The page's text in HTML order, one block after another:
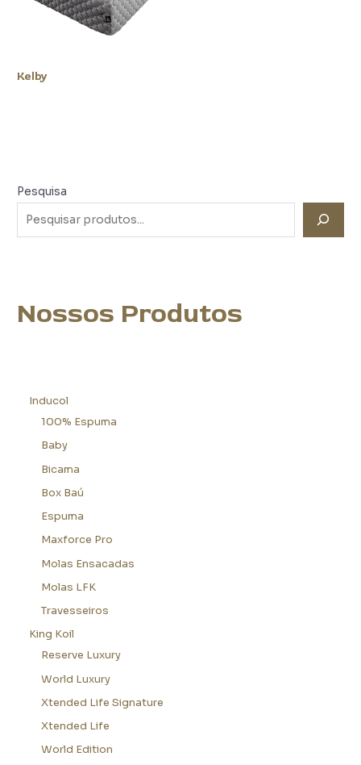
Pesquisa
Nossos Produtos
Inducol
100% Espuma
Baby
Bicama
Box Baú
Espuma
Maxforce Pro
Molas Ensacadas
Molas LFK
Travesseiros
King Koil
Reserve Luxury
World Luxury
Xtended Life Signature
Xtended Life
World Edition
Kelby